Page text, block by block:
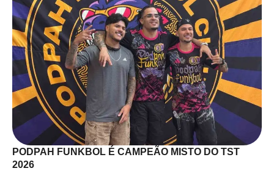
PODPAH FUNKBOL É CAMPEÃO MISTO DO TST
2026